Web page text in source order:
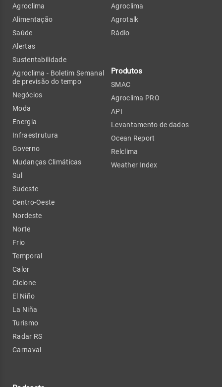
Agroclima
Alimentação
Saúde
Alertas
Sustentabilidade
Agroclima - Boletim Semanal
de previsão do tempo
Negócios
Moda
Energia
Infraestrutura
Governo
Mudanças Climáticas
Sul
Sudeste
Centro-Oeste
Nordeste
Norte
Frio
Temporal
Calor
Ciclone
El Niño
La Niña
Turismo
Radar RS
Carnaval
Agroclima
Agrotalk
Rádio
Produtos
SMAC
Agroclima PRO
API
Levantamento de dados
Ocean Report
Relclima
Weather Index